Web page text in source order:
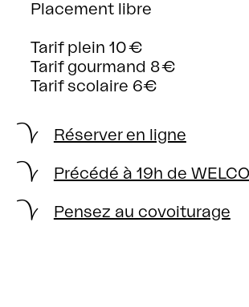
Placement libre
Tarif plein 10 €
Tarif gourmand 8 €
Tarif scolaire 6€
Réserver en ligne
Précédé à 19h de
Pensez au covoiturage